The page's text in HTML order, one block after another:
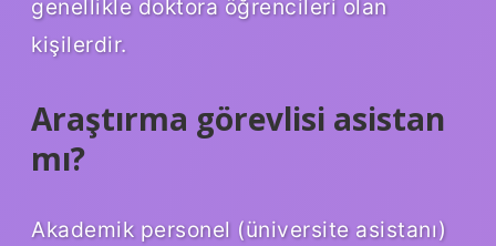
genellikle doktora öğrencileri olan
kişilerdir.
Araştırma görevlisi asistan
mı?
Akademik personel (üniversite asistanı)